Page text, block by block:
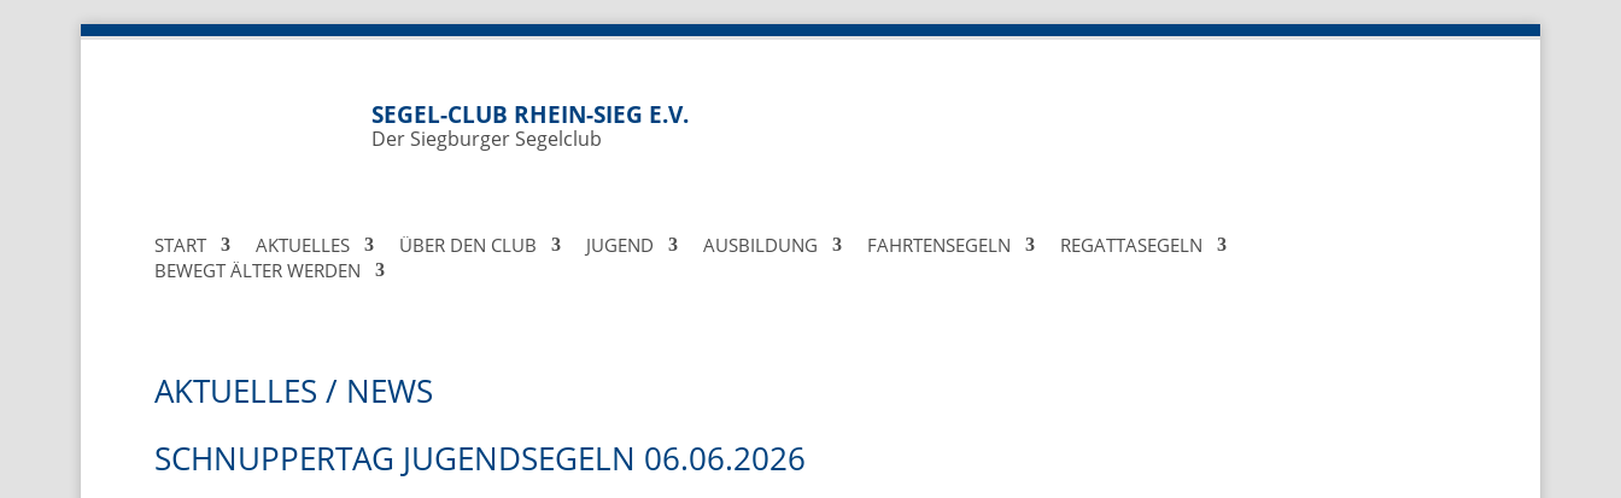
SEGEL-CLUB RHEIN-SIEG E.V.
Der Siegburger Segelclub
START AKTUELLES ÜBER DEN CLUB JUGEND AUSBILDUNG FAHRTENSEGELN
REGATTASEGELN
BEWEGT ÄLTER WERDEN
AKTUELLES / NEWS
SCHNUPPERTAG JUGENDSEGELN 06.06.2026